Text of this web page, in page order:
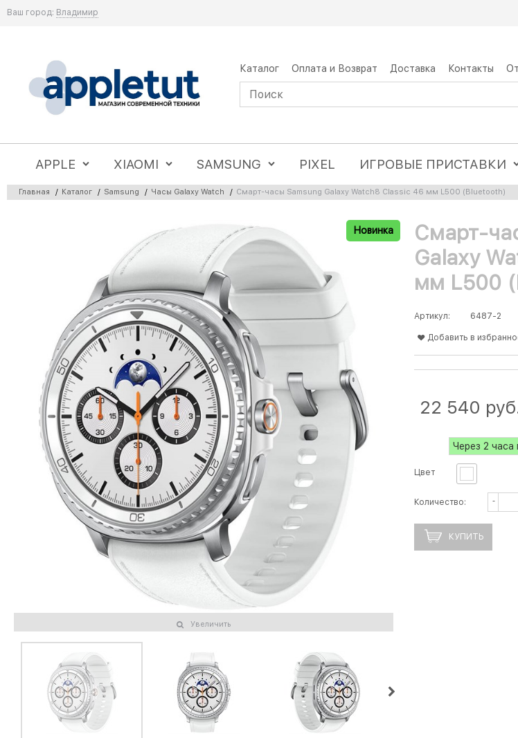
Ваш город: Владимир
Каталог Оплата и Возврат Доставка Контакты
APPLE XIAOMI SAMSUNG PIXEL ИГРОВЫЕ ПРИСТАВКИ
Главная / Каталог / Samsung / Часы Galaxy Watch / Смарт-часы Samsung Galaxy Watch8 Classic 46 мм L500 (Bluetooth)
Новинка
Увеличить
Смарт-
Galaxy
мм L500
Артикул: 6487-2
Добавить в
22 540
Через 2 часа
Цвет
Количество:
КУПИТЬ